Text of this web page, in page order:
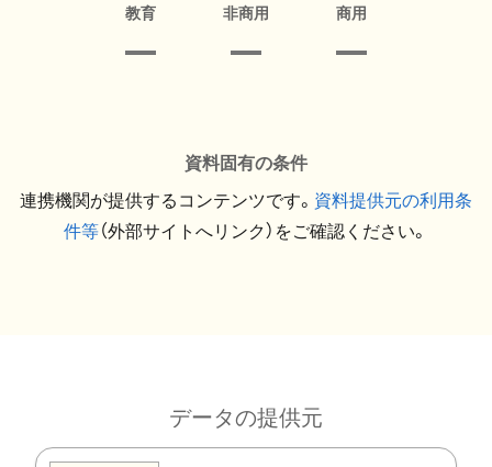
教育 非商用 商用
資料固有の条件
連携機関が提供するコンテンツです。 資料提供元の利用条
件等（外部サイトへリンク）をご確認ください。
データの提供元